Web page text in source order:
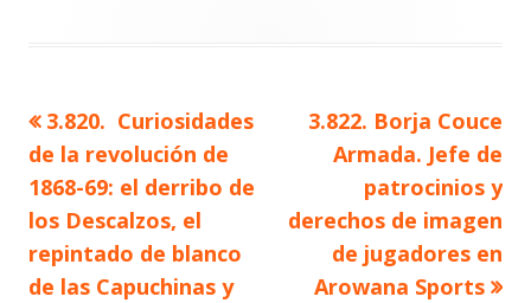
Navegación
de
entradas
Artículo
anterior
3.820. Curiosidades
de la revolución de
1868-69: el derribo de
los Descalzos, el
repintado de blanco
de las Capuchinas y
Artículo
siguiente
3.822. Borja Couce
Armada. Jefe de
patrocinios y
derechos de imagen
de jugadores en
Arowana Sports